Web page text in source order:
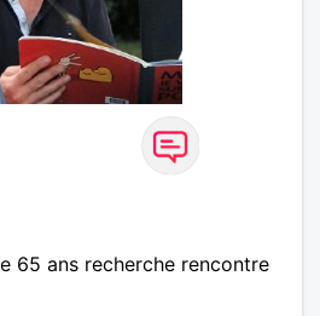
65 ans recherche rencontre